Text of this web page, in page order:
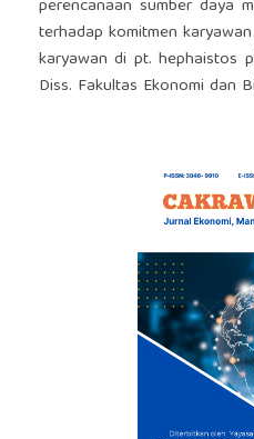
perencanaan sumber daya
terhadap komitmen
karyawan di pt. hephaistos
Diss. Fakultas Ekonomi dan